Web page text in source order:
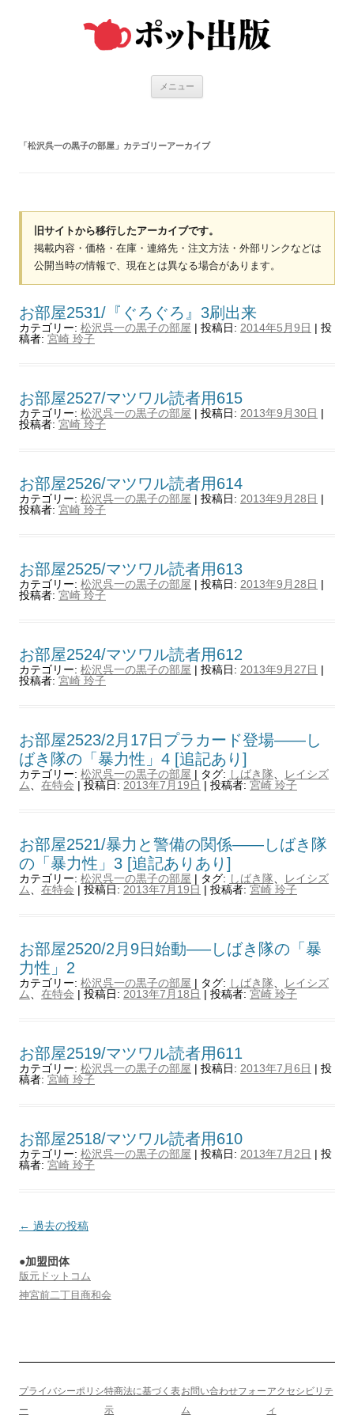
メニュー
「松沢呉一の黒子の部屋 」カテゴリーアーカイブ
旧サイトから移行したアーカイブです。
掲載内容・価格・在庫・連絡先・注文方法・外部リンクなどは
公開当時の情報で、現在とは異なる場合があります。
お部屋2531/『ぐろぐろ』3刷出来
カテゴリー: 松沢呉一の黒子の部屋 | 投稿日: 2014年5月9日 | 投
稿者: 宮崎 玲子
お部屋2527/マツワル読者用615
カテゴリー: 松沢呉一の黒子の部屋 | 投稿日: 2013年9月30日 |
投稿者: 宮崎 玲子
お部屋2526/マツワル読者用614
カテゴリー: 松沢呉一の黒子の部屋 | 投稿日: 2013年9月28日 |
投稿者: 宮崎 玲子
お部屋2525/マツワル読者用613
カテゴリー: 松沢呉一の黒子の部屋 | 投稿日: 2013年9月28日 |
投稿者: 宮崎 玲子
お部屋2524/マツワル読者用612
カテゴリー: 松沢呉一の黒子の部屋 | 投稿日: 2013年9月27日 |
投稿者: 宮崎 玲子
お部屋2523/2月17日プラカード登場——し
ばき隊の「暴力性」4 [追記あり]
カテゴリー: 松沢呉一の黒子の部屋 | タグ: しばき隊
レイシズ
ム
在特会 | 投稿日: 2013年7月19日 | 投稿者: 宮崎 玲子
お部屋2521/暴力と警備の関係——しばき隊
の「暴力性」3 [追記ありあり]
カテゴリー: 松沢呉一の黒子の部屋 | タグ: しばき隊
レイシズ
ム
在特会 | 投稿日: 2013年7月19日 | 投稿者: 宮崎 玲子
お部屋2520/2月9日始動—–しばき隊の「暴
力性」2
カテゴリー: 松沢呉一の黒子の部屋 | タグ: しばき隊
レイシズ
ム
在特会 | 投稿日: 2013年7月18日 | 投稿者: 宮崎 玲子
お部屋2519/マツワル読者用611
カテゴリー: 松沢呉一の黒子の部屋 | 投稿日: 2013年7月6日 | 投
稿者: 宮崎 玲子
お部屋2518/マツワル読者用610
カテゴリー: 松沢呉一の黒子の部屋 | 投稿日: 2013年7月2日 | 投
稿者: 宮崎 玲子
投
ナ
ビ
← 過去の投稿
●加盟団体
版元ドットコム
神宮前二丁目商和会
プライバシーポリシ
ー
特商法に基づく表
示
お問い合わせフォー
ム
アクセシビリテ
ィ